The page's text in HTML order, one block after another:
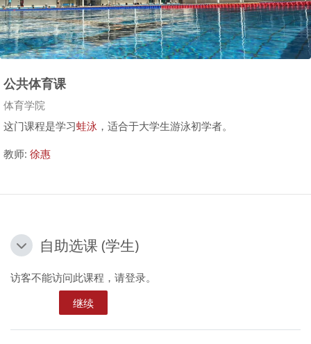
公共体育课
课程类别
体育学院
游泳理论课视频
这门课程是学习蛙泳 ，适合于大学生游泳初学者。
教师: 徐惠
自助选课 (学生)
自助选课 (学生)
自助选课 (学生)
访客不能访问此课程，请登录。
继续